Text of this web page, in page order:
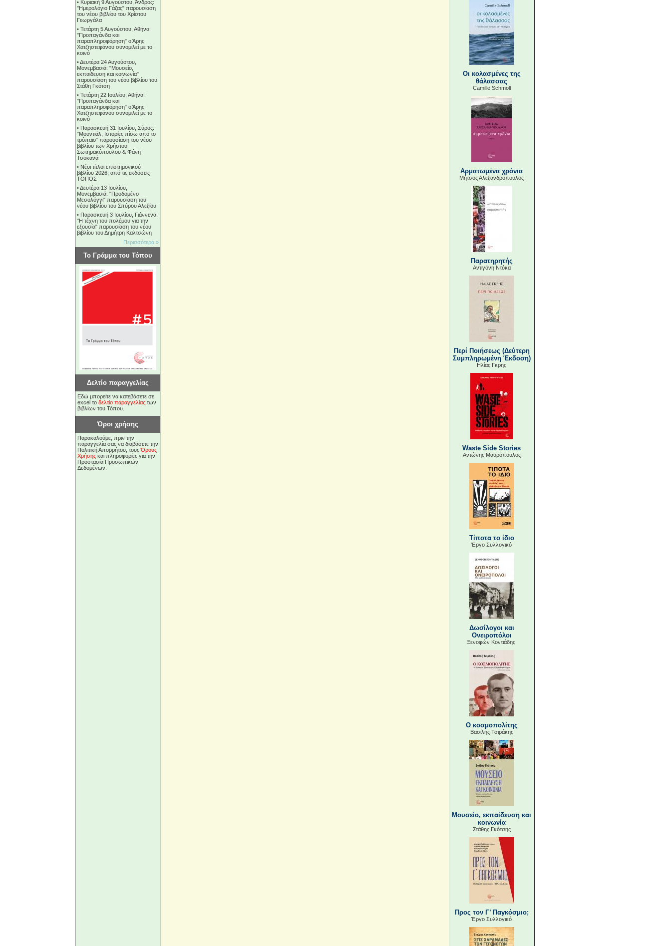
• Κυριακή 9 Αυγούστου, Άνδρος:
"Ημερολόγιο Γάζας" παρουσίαση
του νέου βιβλίου του Χρίστου
Γεωργάλα
• Τετάρτη 5 Αυγούστου, Αθήνα:
"Προπαγάνδα και
παραπληροφόρηση" ο Άρης
Χατζηστεφάνου συνομιλεί με το
κοινό
•Δευτέρα 24 Αυγούστου,
Μονεμβασιά: "Μουσείο,
εκπαίδευση και κοινωνία"
παρουσίαση του νέου βιβλίου του
Στάθη Γκότση
• Τετάρτη 22 Ιουλίου, Αθήνα:
"Προπαγάνδα και
παραπληροφόρηση" ο Άρης
Χατζηστεφάνου συνομιλεί με το
κοινό
• Παρασκευή 31 Ιουλίου, Σύρος:
"Μουντιάλ, Ιστορίες πίσω από το
τρόπαιο" παρουσίαση του νέου
βιβλίου των Χρήστου
Σωτηρακόπουλου & Φάνη
Τσοκανά
• Νέοι τίτλοι επιστημονικού
βιβλίου 2026, από τις εκδόσεις
ΤΟΠΟΣ
•Δευτέρα 13 Ιουλίου,
Μονεμβασιά: "Προδομένο
Μεσολόγγι" παρουσίαση του
νέου βιβλίου του Σπύρου Αλεξίου
• Παρασκευή 3 Ιουλίου, Γιάννενα:
"Η τέχνη του πολέμου για την
εξουσία" παρουσίαση του νέου
βιβλίου του Δημήτρη Καλτσώνη
Περισσότερα »
Το Γράμμα του Τόπου
Δελτίο παραγγελίας
Εδώ μπορείτε να κατεβάσετε σε
excel το δελτίο παραγγελίαςτων
βιβλίων του Τόπου.
Όροι χρήσης
Παρακαλούμε, πριν την
παραγγελία σας να διαβάσετε την
Πολιτική Απορρήτου, τουςΌρους
Χρήσηςκαι πληροφορίες για την
Προστασία Προσωπικών
Δεδομένων.
Οι κολασμένες της
θάλασσας
Camille Schmoll
Αρματωμένα χρόνια
Μήτσος Αλεξανδρόπουλος
Παρατηρητής
Αντιγόνη Ντόκα
Περί Ποιήσεως (Δεύτερη
Συμπληρωμένη Έκδοση)
Ηλίας Γκρης
Waste Side Stories
Αντώνης Μαυρόπουλος
Τίποτα το ίδιο
Έργο Συλλογικό
Δωσίλογοι και
Ονειροπόλοι
Ξενοφών Κοντιάδης
Ο κοσμοπολίτης
Βασίλης Τσιράκης
Μουσείο, εκπαίδευση και
κοινωνία
Στάθης Γκότσης
Προς τον Γ’ Παγκόσμιο;
Έργο Συλλογικό